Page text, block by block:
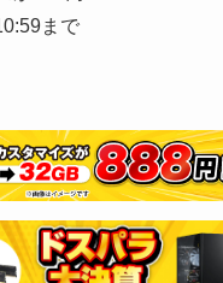
まで